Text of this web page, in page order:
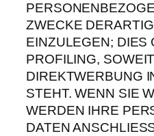
ZWECKE
EINZULEGEN; DIES
PROFILING,
DIREKTWERBUNG
STEHT. WENN SIE
WERDEN IHRE
DATEN